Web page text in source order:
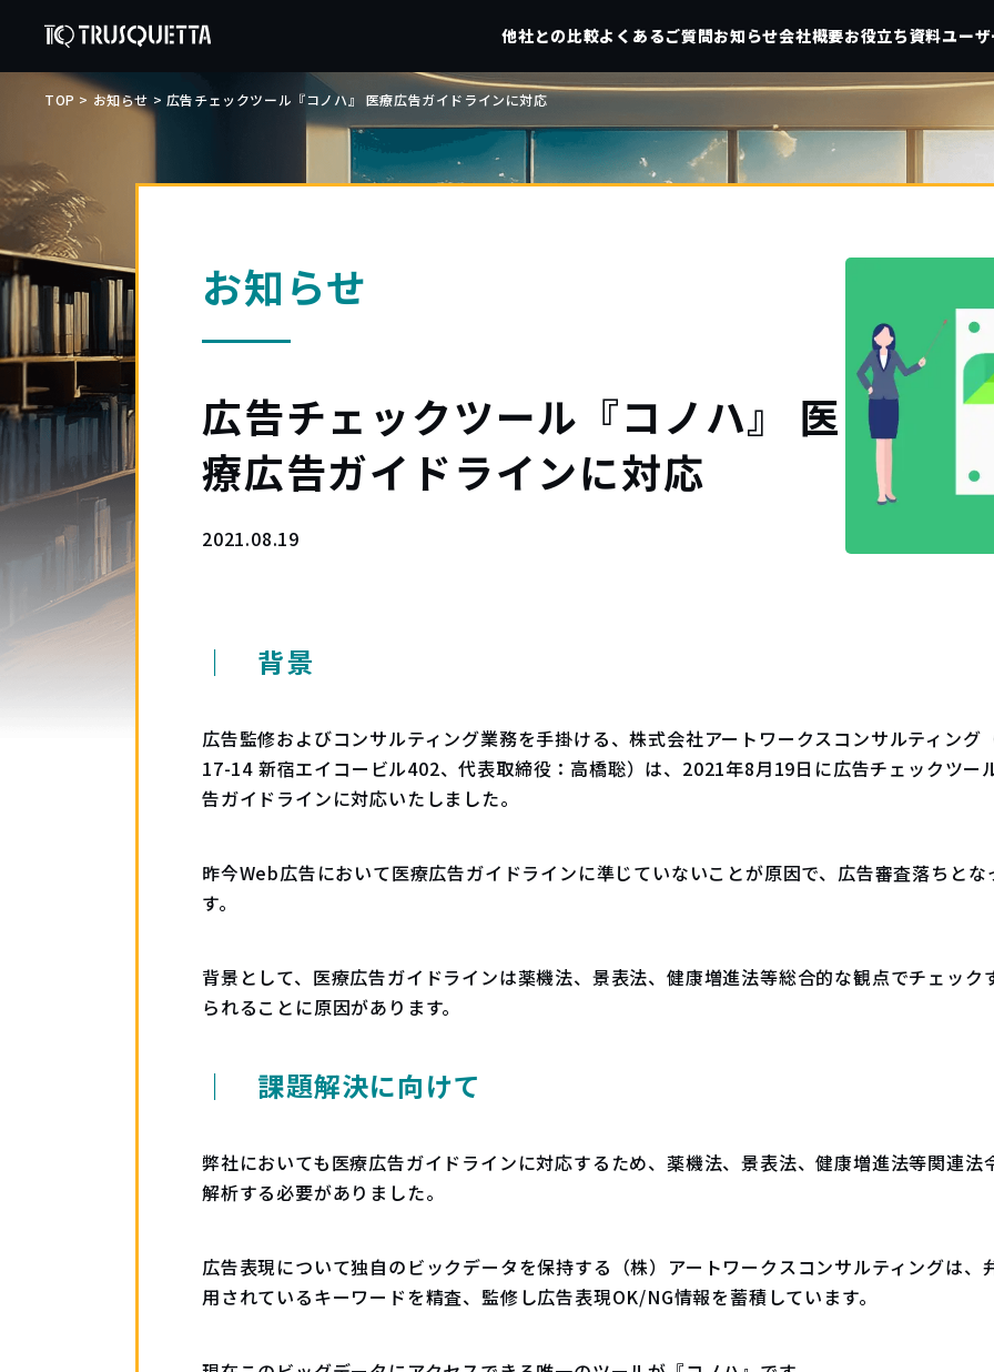
他社との比較よくあるご質問お知らせ会社概要お役立ち資料ユー
TOP > お知らせ > 広告チェックツール『コノハ』 医療広告ガイドラインに対応
お知らせ
広告チェックツール『コノハ』 医
療広告ガイドラインに対応
2021.08.19
｜ 背景
広告監修およびコンサルティング業務を手掛ける、株式会社アートワークスコンサルティング
17-14 新宿エイコービル402、代表取締役：高橋聡）は、2021年8月19日に広告チェックツー
告ガイドラインに対応いたしました。
昨今Web広告において医療広告ガイドラインに準じていないことが原因で、広告審査落ちと
す。
背景として、医療広告ガイドラインは薬機法、景表法、健康増進法等総合的な観点でチェッ
られることに原因があります。
｜ 課題解決に向けて
弊社においても医療広告ガイドラインに対応するため、薬機法、景表法、健康増進法等関連法
解析する必要がありました。
広告表現について独自のビックデータを保持する（株）アートワークスコンサルティングは、
用されているキーワードを精査、監修し広告表現OK/NG情報を蓄積しています。